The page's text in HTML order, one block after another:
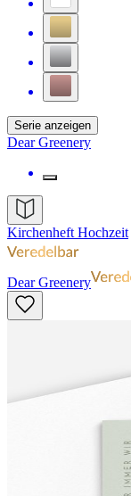
Serie anzeigen
Dear Greenery
Kirchenheft Hochzeit
Dear Greenery